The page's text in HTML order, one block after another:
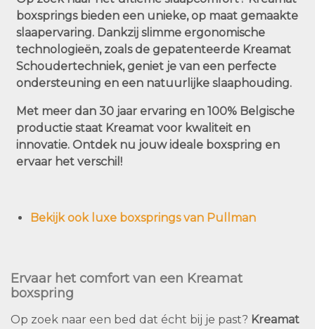
boxspringsbieden een unieke, op maat gemaakte
slaapervaring. Dankzij slimme ergonomische
technologieën, zoals de gepatenteerde Kreamat
Schoudertechniek, geniet je van een perfecte
ondersteuning en een natuurlijke slaaphouding.
Met meer dan 30 jaar ervaring en 100% Belgische
productie staat Kreamat voor kwaliteit en
innovatie. Ontdek nu jouw ideale boxspring en
ervaar het verschil!
Bekijk ook luxe boxsprings van Pullman
Ervaar het comfort van een Kreamat
boxspring
Op zoek naar een bed dat écht bij je past? Kreamat